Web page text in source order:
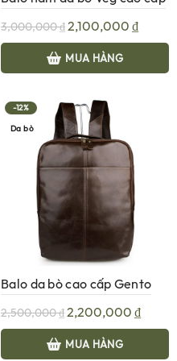
B328
3,000,000₫Giá
gốc
là:
3,000,000 ₫.
2,100,000₫Giá
hiện
là:
MUA HÀNG
-12%
Da bò
Balo da bò cao cấp Gento
B351
2,500,000₫Giá
gốc
là:
2,200,000₫Giá
hiện
MUA HÀNG